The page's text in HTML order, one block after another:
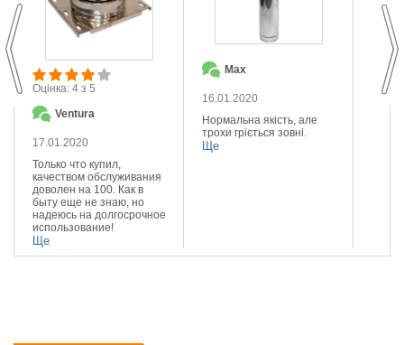
Max
16.01.2020
Нормальна якість, але
трохи гріється зовні.
Ще
Оцінка: 4 з 5
Ventura
17.01.2020
Только что купил,
качеством обслуживания
доволен на 100. Как в
быту еще не знаю, но
надеюсь на долгосрочное
использование!
Ще